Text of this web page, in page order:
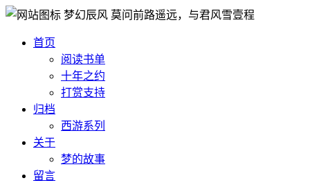
梦幻辰风 莫问前路遥远，与君风雪壹程
首页
阅读书单
十年之约
打赏支持
归档
西游系列
关于
梦的故事
留言